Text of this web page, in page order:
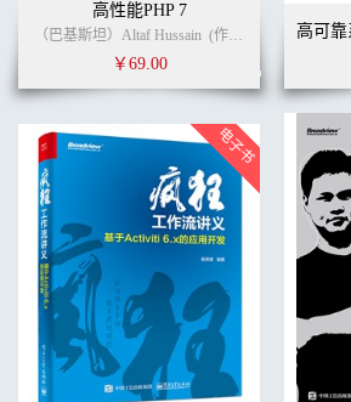
高性能PHP 7
（巴基斯坦）Altaf Hussain (作者) (译者)
￥69.00